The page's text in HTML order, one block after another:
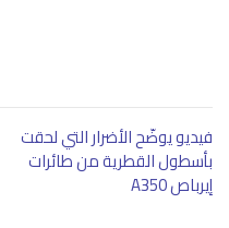
فيديو يوضّح الأضرار التي لحقت
بأسطول القطرية من طائرات
إيرباص A350